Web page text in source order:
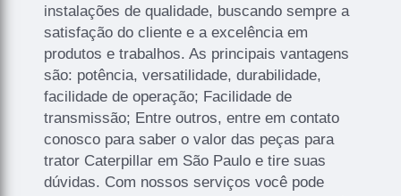
instalações de qualidade, buscando sempre a
satisfação do cliente e a excelência em
produtos e trabalhos. As principais vantagens
são: potência, versatilidade, durabilidade,
facilidade de operação; Facilidade de
transmissão; Entre outros, entre em contato
conosco para saber o valor das peças para
trator Caterpillar em São Paulo e tire suas
dúvidas. Com nossos serviços você pode